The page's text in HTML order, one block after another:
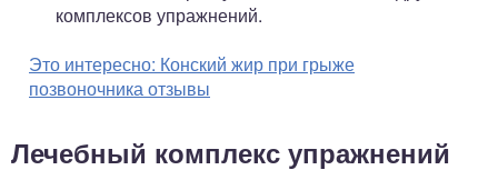
комплексов упражнений.
Это интересно: Конский жир при грыже
позвоночника отзывы
Лечебный комплекс упражнений